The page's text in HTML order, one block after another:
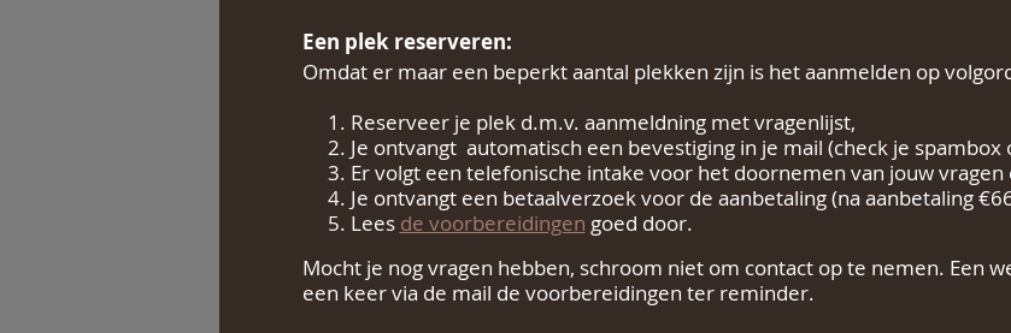
Een plek reserveren:
Omdat er maar een beperkt aantal plekken zijn is het aanmelden op
Reserveer je plek d.m.v. aanmeldning met vragenlijst,
Je ontvangt automatisch een bevestiging in je mail (check je spambox
Er volgt een telefonische intake voor het doornemen van jouw
Je ontvangt een betaalverzoek voor de aanbetaling (na aanbetaling
Lees de voorbereidingen goed door.
Mocht je nog vragen hebben, schroom niet om contact op te nemen. Een
een keer via de mail de voorbereidingen ter reminder.